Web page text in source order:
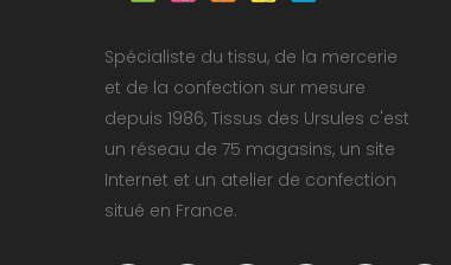
Spécialiste du tissu, de la mercerie
et de la confection sur mesure
depuis 1986, Tissus des Ursules c'est
un réseau de 75 magasins, un site
Internet et un atelier de confection
situé en France.